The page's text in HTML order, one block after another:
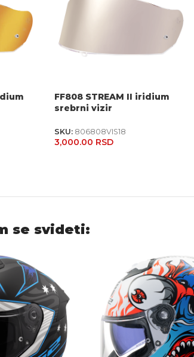
FF808 STREAM II iridium
srebrni vizir
SKU: 806808VIS18
3,000.00 RSD
se svideti: